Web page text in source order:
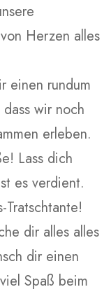
Herzen alles
einen rundum
wir noch
erleben.
Lass dich
es verdient.
dir alles alles
dir einen
Spaß beim